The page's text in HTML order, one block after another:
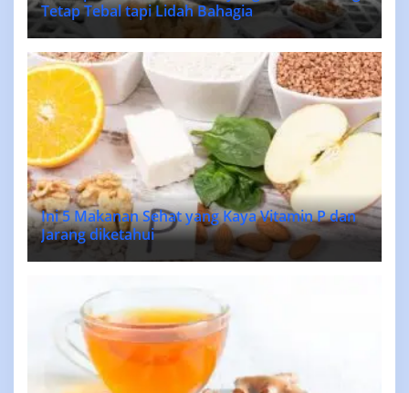
Tetap Tebal tapi Lidah Bahagia
Ini 5 Makanan Sehat yang Kaya Vitamin P dan
Jarang diketahui